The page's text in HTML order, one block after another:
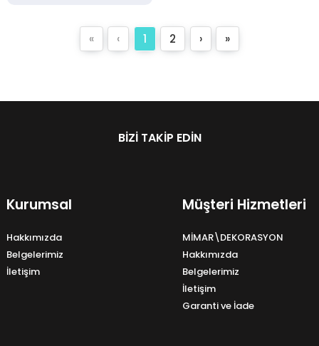
« ‹ 1 2 › »
BIZI TAKIP EDIN
Kurumsal
Hakkımızda
Belgelerimiz
İletişim
Müşteri Hizmetleri
MİMAR\DEKORASYON
Hakkımızda
Belgelerimiz
İletişim
Garanti ve İade